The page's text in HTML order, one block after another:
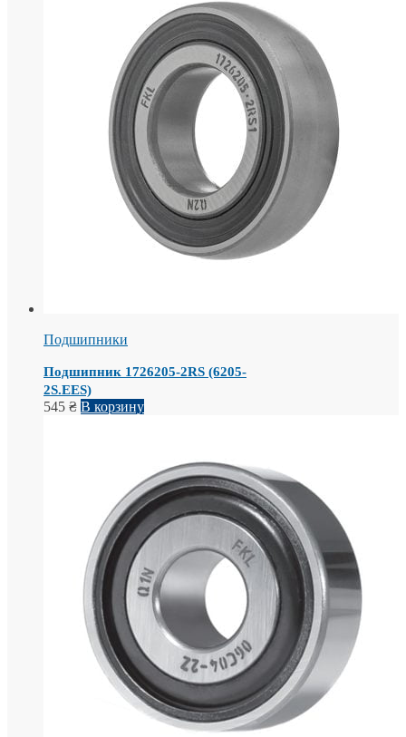
Подшипники
Подшипник 1726205-2RS (6205-
2S.EES)
545 ₴ В корзину